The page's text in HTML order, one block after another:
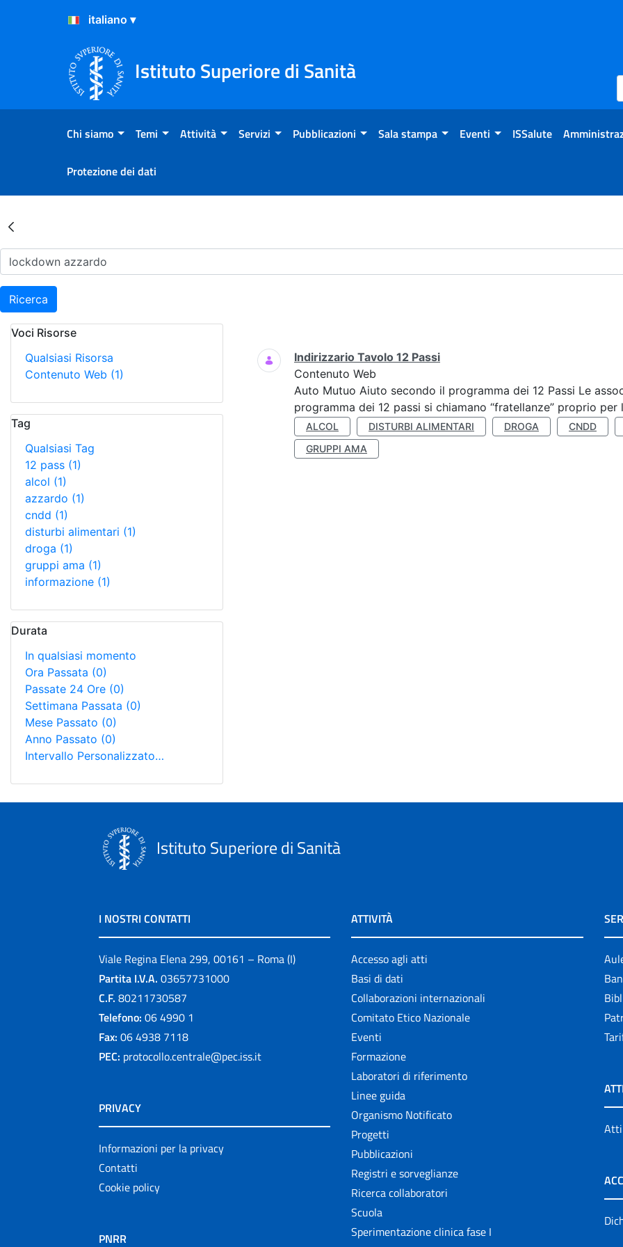
Salta al Contenuto
Salta al Footer
Istituto Superiore di Sanità
Chi siamo Temi Attività Servizi Pubblicazioni Sala stampa Eventi ISSalute
Protezione dei dati
Risultati della Ricerca - Archivio
Ricerca
Voci Risorse
Qualsiasi Risorsa
Contenuto Web (1)
Tag
Qualsiasi Tag
12 pass (1)
alcol (1)
azzardo (1)
cndd (1)
disturbi alimentari (1)
droga (1)
gruppi ama (1)
informazione (1)
Durata
In qualsiasi momento
Ora Passata (0)
Passate 24 Ore (0)
Settimana Passata (0)
Mese Passato (0)
Anno Passato (0)
Intervallo Personalizzato…
Ricerca
Indirizzario Tavolo 12 Passi
Contenuto Web
Auto Mutuo Aiuto secondo il programma dei 12 Passi Le
programma dei 12 passi si chiamano “fratellanze” proprio
ALCOL DISTURBI ALIMENTARI DROGA
CNDD
GRUPPI AMA
Istituto Superiore di Sanità
I NOSTRI CONTATTI
Viale Regina Elena 299, 00161 – Roma (I)
Partita I.V.A. 03657731000
C.F. 80211730587
Telefono: 06 4990 1
Fax: 06 4938 7118
PEC: protocollo.centrale@pec.iss.it
PRIVACY
Informazioni per la privacy
Contatti
Cookie policy
PNRR
ATTIVITÀ
Accesso agli atti
Basi di dati
Collaborazioni internazionali
Comitato Etico Nazionale
Eventi
Formazione
Laboratori di riferimento
Linee guida
Organismo Notificato
Progetti
Pubblicazioni
Registri e sorveglianze
Ricerca collaboratori
Scuola
Sperimentazione clinica fase I
Atti